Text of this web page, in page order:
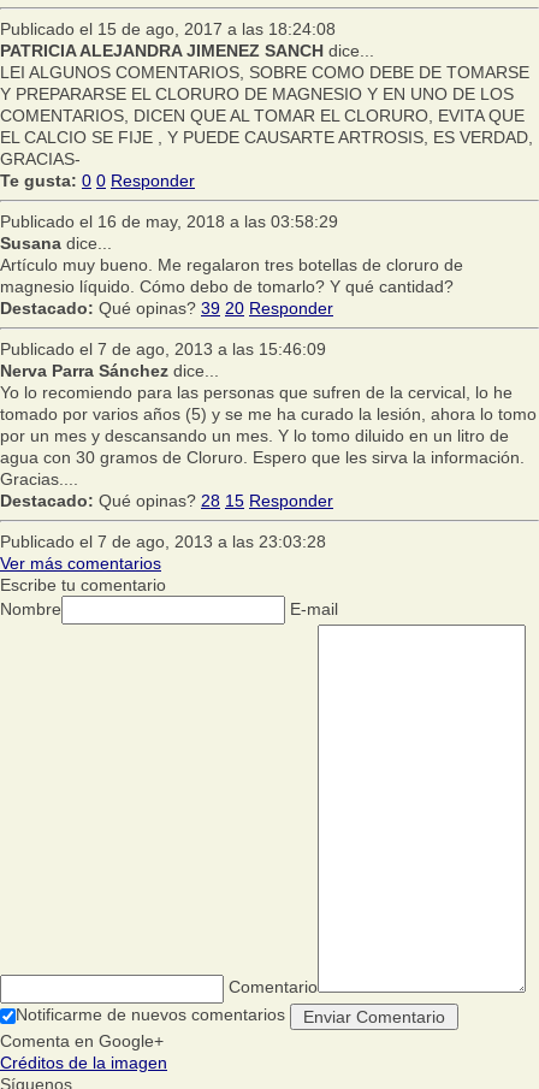
Publicado el 15 de ago, 2017 a las 18:24:08
PATRICIA ALEJANDRA JIMENEZ SANCH dice...
LEI ALGUNOS COMENTARIOS, SOBRE COMO DEBE DE TOMARSE
Y PREPARARSE EL CLORURO DE MAGNESIO Y EN UNO DE LOS
COMENTARIOS, DICEN QUE AL TOMAR EL CLORURO, EVITA QUE
EL CALCIO SE FIJE , Y PUEDE CAUSARTE ARTROSIS, ES VERDAD,
GRACIAS-
Te gusta: 0 0 Responder
Publicado el 16 de may, 2018 a las 03:58:29
Susana dice...
Artículo muy bueno. Me regalaron tres botellas de cloruro de
magnesio líquido. Cómo debo de tomarlo? Y qué cantidad?
Destacado: Qué opinas? 39 20 Responder
Publicado el 7 de ago, 2013 a las 15:46:09
Nerva Parra Sánchez dice...
Yo lo recomiendo para las personas que sufren de la cervical, lo he
tomado por varios años (5) y se me ha curado la lesión, ahora lo tomo
por un mes y descansando un mes. Y lo tomo diluido en un litro de
agua con 30 gramos de Cloruro. Espero que les sirva la información.
Gracias....
Destacado: Qué opinas? 28 15 Responder
Publicado el 7 de ago, 2013 a las 23:03:28
Ver más comentarios
Escribe tu comentario
Nombre
E-mail
Comentario
Notificarme de nuevos comentarios
Comenta en Google+
Créditos de la imagen
Síguenos